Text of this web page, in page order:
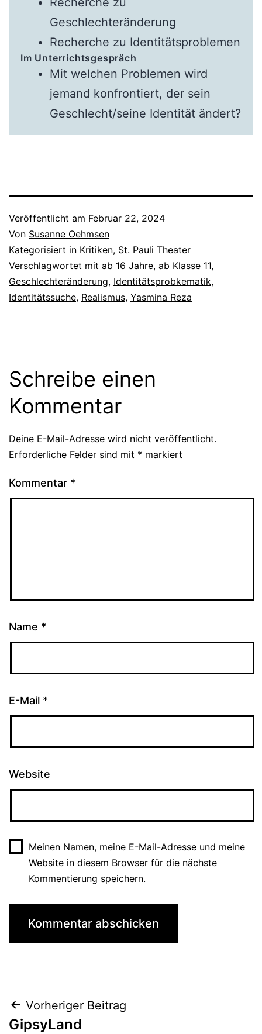
Geschlechteränderung
Recherche zu Identitätsproblemen
Im Unterrichtsgespräch
Mit welchen Problemen wird
jemand konfrontiert, der sein
Geschlecht/seine Identität ändert?
Veröffentlicht am Februar 22, 2024
Von Susanne Oehmsen
Kategorisiert in Kritiken, St. Pauli Theater
Verschlagwortet mit ab 16 Jahre, ab Klasse 11,
Geschlechteränderung, Identitätsprobkematik,
Identitätssuche, Realismus, Yasmina Reza
Schreibe einen
Kommentar
Deine E-Mail-Adresse wird nicht veröffentlicht.
Erforderliche Felder sind mit * markiert
Kommentar *
Name *
E-Mail *
Website
Meinen Namen, meine E-Mail-Adresse und meine
Website in diesem Browser für die nächste
Kommentierung speichern.
Beitrags-
Vorheriger Beitrag
GipsyLand